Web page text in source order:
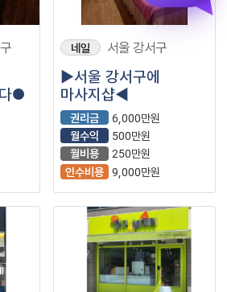
●
네일 서울 강서구
▶서울 강서구에
마사지샵◀
권리금
6,000만원
월수익
500만원
월비용
250만원
인수비용 9,000만원